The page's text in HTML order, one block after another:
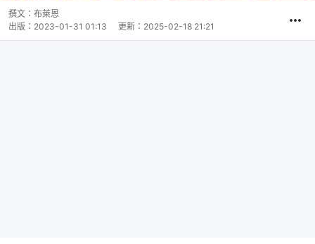
撰文： 布萊恩
出版： 2023-01-31 01:13 更新： 2025-02-18 21:21